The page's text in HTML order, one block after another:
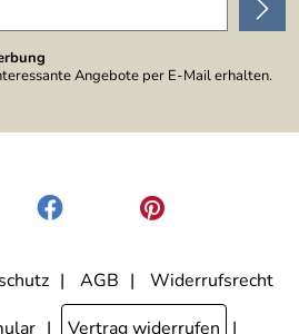
Angebote per E-Mail erhalten.
nicht an andere Unternehmen
Zwecken wird in anonymer Form
des Newsletters anklicke. Die
habe ich zur Kenntnis genommen.
AGB
Widerrufsrecht
Vertrag widerrufen